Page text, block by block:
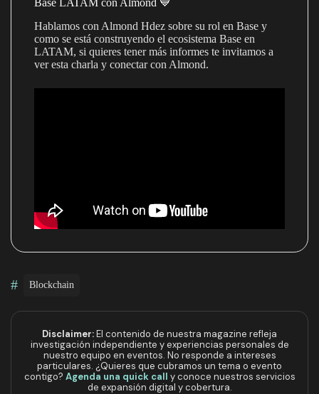
Hablamos con Almond Hdez sobre su rol en Base y
como se está construyendo el ecosistema Base en
LATAM, si quieres tener más informes te invitamos a
ver esta charla y conectar con Almond.
# Blockchain
Disclaimer:El contenido de nuestra magazine refleja
investigación independiente y experiencias personales de
nuestro equipo en eventos. No responde a intereses
particulares. ¿Quieres que cubramos un tema o evento
contigo? Agenda una quick call y conoce nuestros servicios
de expansión digital y cobertura.